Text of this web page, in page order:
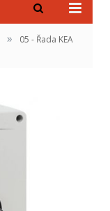
»
05 - Řada KEA